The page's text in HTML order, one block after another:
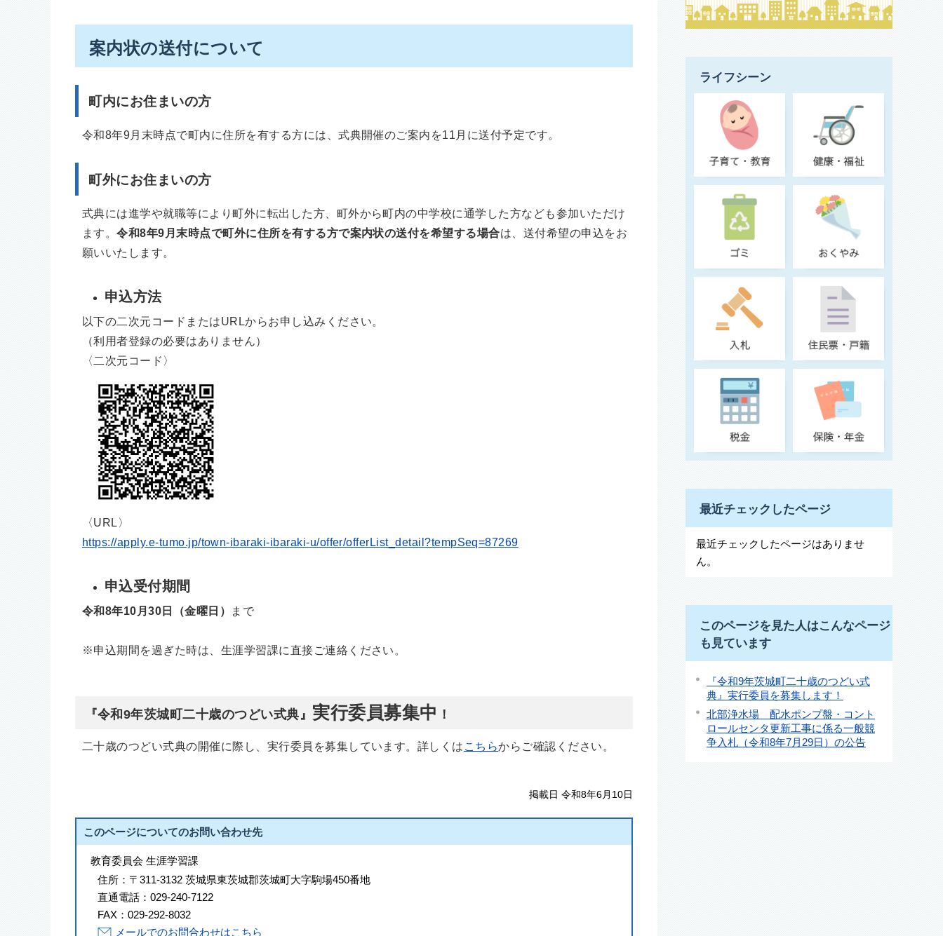
案内状の送付について
町内にお住まいの方
令和8年9月末時点で町内に住所を有する方には、式典開催のご案内を11月に送付予定です。
町外にお住まいの方
式典には進学や就職等により町外に転出した方、町外から町内の中学校に通学した方なども参加いただけ
ます。令和8年9月末時点で町外に住所を有する方で案内状の送付を希望する場合は、送付希望の申込をお
願いいたします。
申込方法
以下の二次元コードまたはURLからお申し込みください。
（利用者登録の必要はありません）
〈二次元コード〉
〈URL〉
https://apply.e-tumo.jp/town-ibaraki-ibaraki-u/offer/offerList_detail?tempSeq=87269
申込受付期間
令和8年10月30日（金曜日） まで
※申込期間を過ぎた時は、生涯学習課に直接ご連絡ください。
『令和9年茨城町二十歳のつどい式典』 実行委員募集中 ！
二十歳のつどい式典の開催に際し、実行委員を募集しています。詳しくは こちらからご確認ください。
掲載日 令和8年6月10日
このページについてのお問い合わせ先
教育委員会 生涯学習課
住所： 〒311-3132 茨城県東茨城郡茨城町大字駒場450番地
直通電話： 029-240-7122
FAX： 029-292-8032
メールでのお問合わせはこちら
ライフシーン
最近チェックしたページ
最近チェックしたページはありませ
ん。
このページを見た人はこんなページ
も見ています
『令和9年茨城町二十歳のつどい式
典』実行委員を募集します！
北部浄水場 配水ポンプ盤・コント
ロールセンタ更新工事に係る一般競
争入札（令和8年7月29日）の公告